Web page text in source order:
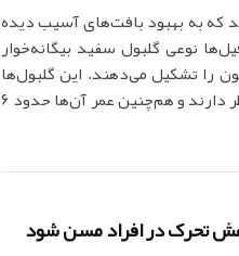
که به بهبود بافت‌های آسیب دیده
نوعی گلبول سفید بیگانه‌خوار
سفید خون را تشکیل می‌دهند. این گلبول‌ها
ظاهر کروی شکل دارند و ۱۲ تا ۱۸ میکرون قطر دارند و هم‌چنین عمر آن‌ها حدود ۶